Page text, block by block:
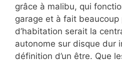
grâce à malibu, qui
garage et à fait
d’habitation serait la
autonome sur disque dur
définition d’un être. Que